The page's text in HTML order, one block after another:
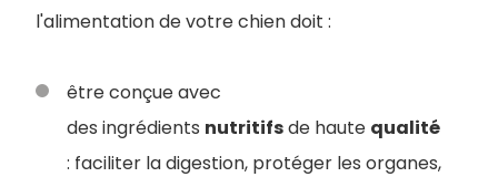
l'alimentation de votre chien doit :
être conçue avec
des ingrédients nutritifsde haute qualité
: faciliter la digestion, protéger les organes,